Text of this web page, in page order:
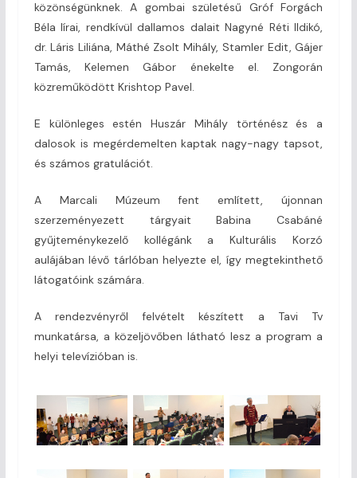
közönségünknek. A gombai születésű Gróf Forgách
Béla lírai, rendkívül dallamos dalait Nagyné Réti Ildikó,
dr. Láris Liliána, Máthé Zsolt Mihály, Stamler Edit, Gájer
Tamás, Kelemen Gábor énekelte el. Zongorán
közreműködött Krishtop Pavel.
E különleges estén Huszár Mihály történész és a
dalosok is megérdemelten kaptak nagy-nagy tapsot,
és számos gratulációt.
A Marcali Múzeum fent említett, újonnan
szerzeményezett tárgyait Babina Csabáné
gyűjteménykezelő kollégánk a Kulturális Korzó
aulájában lévő tárlóban helyezte el, így megtekinthető
látogatóink számára.
A rendezvényről felvételt készített a Tavi Tv
munkatársa, a közeljövőben látható lesz a program a
helyi televízióban is.